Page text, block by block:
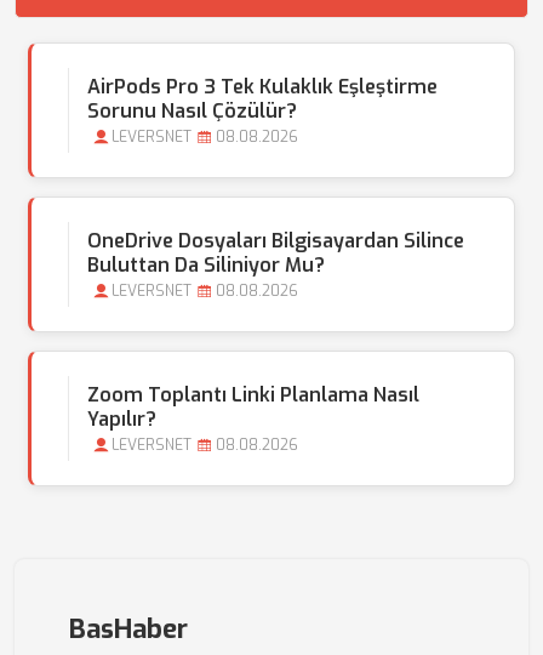
AirPods Pro 3 Tek Kulaklık Eşleştirme
Sorunu Nasıl Çözülür?
LEVERSNET 08.08.2026
OneDrive Dosyaları Bilgisayardan Silince
Buluttan Da Siliniyor Mu?
LEVERSNET 08.08.2026
Zoom Toplantı Linki Planlama Nasıl
Yapılır?
LEVERSNET 08.08.2026
BasHaber